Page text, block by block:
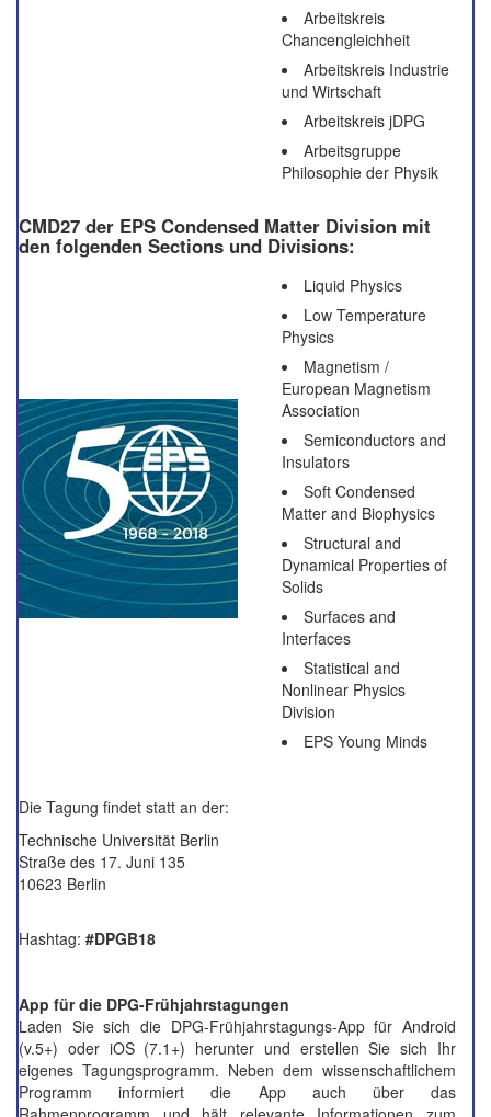
Arbeitskreis
Chancengleichheit
Arbeitskreis Industrie
und Wirtschaft
Arbeitskreis jDPG
Arbeitsgruppe
Philosophie der Physik
CMD27 der EPS Condensed Matter Division mit
den folgenden Sections und Divisions:
Liquid Physics
Low Temperature
Physics
Magnetism /
European Magnetism
Association
Semiconductors and
Insulators
Soft Condensed
Matter and Biophysics
Structural and
Dynamical Properties of
Solids
Surfaces and
Interfaces
Statistical and
Nonlinear Physics
Division
EPS Young Minds
Die Tagung findet statt an der:
Technische Universität Berlin
Straße des 17. Juni 135
10623 Berlin
Hashtag: #DPGB18
App für die DPG-Frühjahrstagungen
Laden Sie sich die DPG-Frühjahrstagungs-App für Android
(v.5+) oder iOS (7.1+) herunter und erstellen Sie sich Ihr
eigenes Tagungsprogramm. Neben dem wissenschaftlichem
Programm informiert die App auch über das